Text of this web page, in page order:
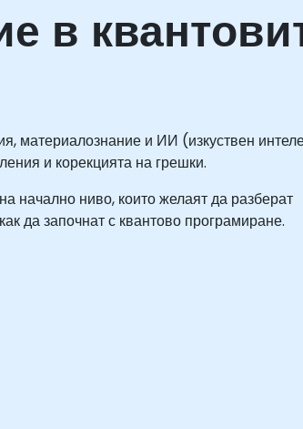
в
материалознание и ИИ (изкуствен
и корекцията на грешки.
начално ниво, които желаят да разберат
да започнат с квантово програмиране.